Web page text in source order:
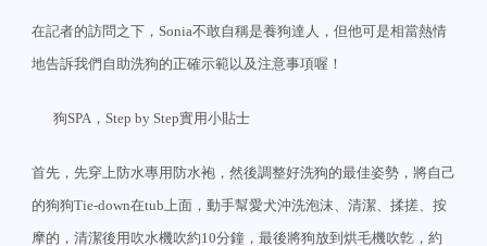
在記者的訪問之下， Sonia不敢自稱是養狗達人，但他可是相當熱情
地告訴我們自助洗狗的正確示範以及注意事項喔！
狗SPA ， Step by Step實用小貼士
首先，先穿上防水專用防水袍，然後調整好洗狗的最佳姿勢，將自己
的狗狗Tie-down在tub上面，動手幫愛犬沖洗泡沫、清潔、揉搓、按
摩的，清潔後用吹水機吹約10分鐘，最後將狗放到烘毛機吹亁，約